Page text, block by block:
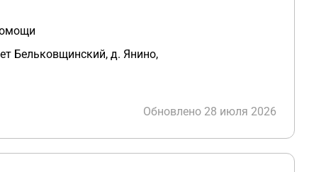
Бельковщинский, д. Янино,
Обновлено 28 июля 2026